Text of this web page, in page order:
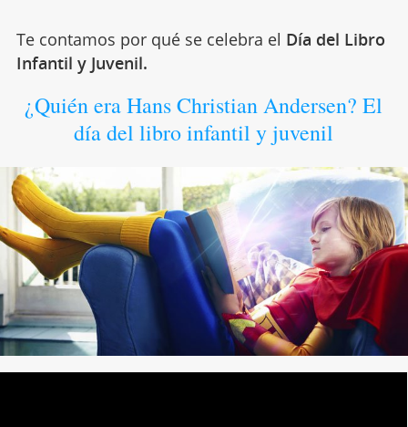
Te contamos por qué se celebra el Día del Libro
Infantil y Juvenil.
¿Quién era Hans Christian Andersen? El
día del libro infantil y juvenil